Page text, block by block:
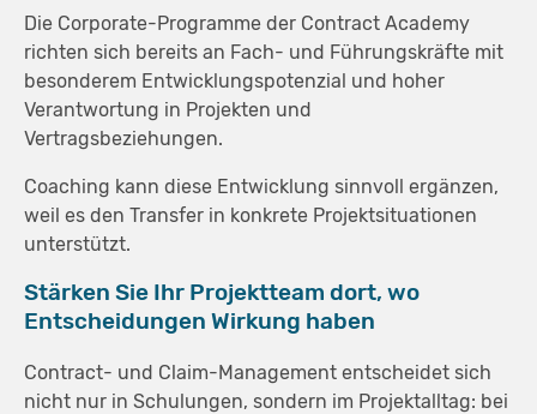
Die Corporate-Programme der Contract Academy
richten sich bereits an Fach- und Führungskräfte mit
besonderem Entwicklungspotenzial und hoher
Verantwortung in Projekten und
Vertragsbeziehungen.
Coaching kann diese Entwicklung sinnvoll ergänzen,
weil es den Transfer in konkrete Projektsituationen
unterstützt.
Stärken Sie Ihr Projektteam dort, wo
Entscheidungen Wirkung haben
Contract- und Claim-Management entscheidet sich
nicht nur in Schulungen, sondern im Projektalltag: bei